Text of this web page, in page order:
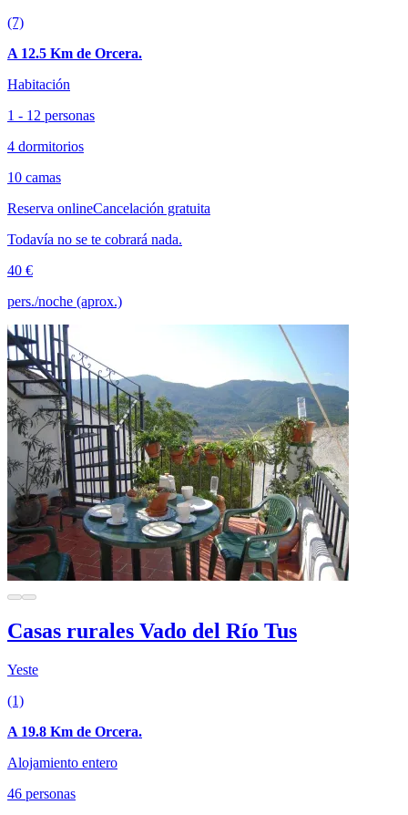
(7)
A 12.5 Km de Orcera.
Habitación
1 - 12 personas
4 dormitorios
10 camas
Reserva onlineCancelación gratuita
Todavía no se te cobrará nada.
40 €
pers./noche (aprox.)
Casas rurales Vado del Río Tus
Yeste
(1)
A 19.8 Km de Orcera.
Alojamiento entero
46 personas